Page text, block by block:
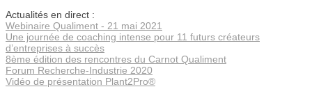
Actualités en direct :
Webinaire Qualiment - 21 mai 2021
Une journée de coaching intense pour 11 futurs créateurs
d’entreprises à succès
8ème édition des rencontres du Carnot Qualiment
Forum Recherche-Industrie 2020
Vidéo de présentation Plant2Pro®